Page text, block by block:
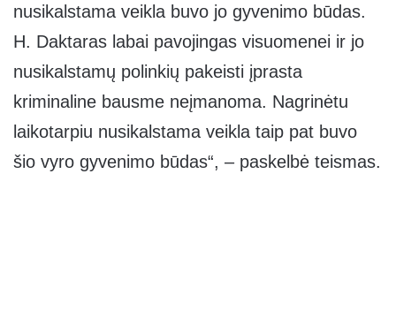
nusikalstama veikla buvo jo gyvenimo būdas.
H. Daktaras labai pavojingas visuomenei ir jo
nusikalstamų polinkių pakeisti įprasta
kriminaline bausme neįmanoma. Nagrinėtu
laikotarpiu nusikalstama veikla taip pat buvo
šio vyro gyvenimo būdas“, – paskelbė teismas.